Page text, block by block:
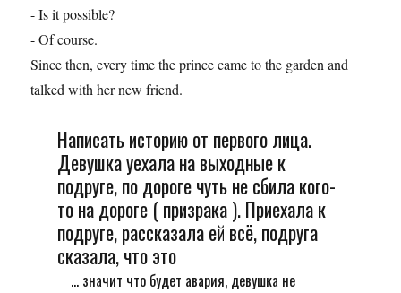
- Is it possible?
- Of course.
Since then, every time the prince came to the garden and
talked with her new friend.
Написать историю от первого лица.
Девушка уехала на выходные к
подруге, по дороге чуть не сбила кого-
то на дороге ( призрака ). Приехала к
подруге, рассказала ей всё, подруга
сказала, что это
... значит что будет авария, девушка не